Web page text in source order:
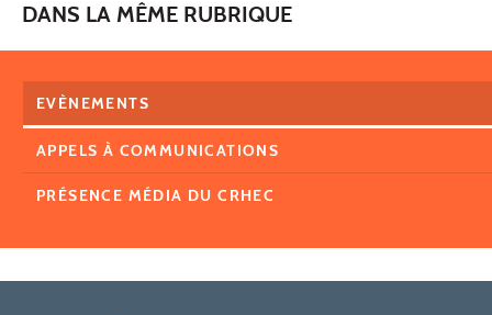
DANS LA MÊME RUBRIQUE
EVÈNEMENTS
APPELS À COMMUNICATIONS
PRÉSENCE MÉDIA DU CRHEC